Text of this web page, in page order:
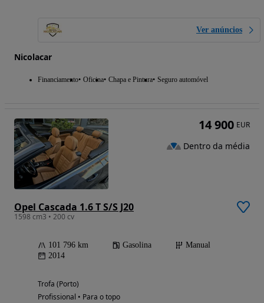
Ver anúncios
Nicolacar
Financiamento Oficina Chapa e Pintura Seguro automóvel
Opel Cascada 1.6 T S/S J20
1598 cm3 • 200 cv
101 796 km Gasolina
Manual
2014
Trofa (Porto)
Profissional • Para o topo
14 900 EUR
Dentro da média